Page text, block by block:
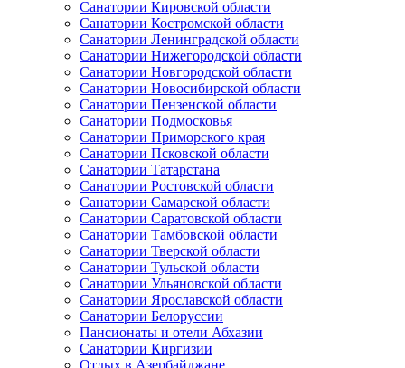
Санатории Кировской области
Санатории Костромской области
Санатории Ленинградской области
Санатории Нижегородской области
Санатории Новгородской области
Санатории Новосибирской области
Санатории Пензенской области
Санатории Подмосковья
Санатории Приморского края
Санатории Псковской области
Санатории Татарстана
Санатории Ростовской области
Санатории Самарской области
Санатории Саратовской области
Санатории Тамбовской области
Санатории Тверской области
Санатории Тульской области
Санатории Ульяновской области
Санатории Ярославской области
Санатории Белоруссии
Пансионаты и отели Абхазии
Санатории Киргизии
Отдых в Азербайджане